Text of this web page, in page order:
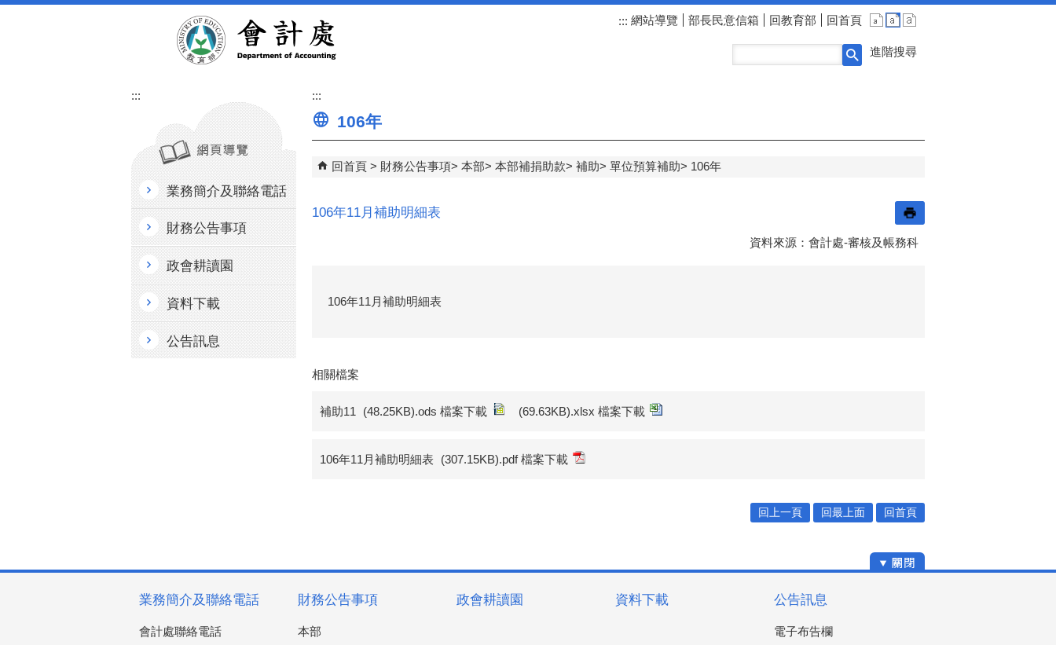
::: 網站導覽 部長民意信箱 回教育部 回首頁
進階搜尋
:::
業務簡介及聯絡電話
財務公告事項
政會耕讀園
資料下載
公告訊息
:::
106年
回首頁 財務公告事項 本部 本部補捐助款 補助 單位預算補助 106年
106年11月補助明細表
資料來源：會計處-審核及帳務科
106年11月補助明細表
相關檔案
補助11 (48.25KB).ods 檔案下載 (69.63KB).xlsx 檔案下載
106年11月補助明細表 (307.15KB).pdf 檔案下載
回上一頁 回最上面 回首頁
業務簡介及聯絡電話
會計處聯絡電話
財務公告事項
本部
政會耕讀園 資料下載 公告訊息
電子布告欄